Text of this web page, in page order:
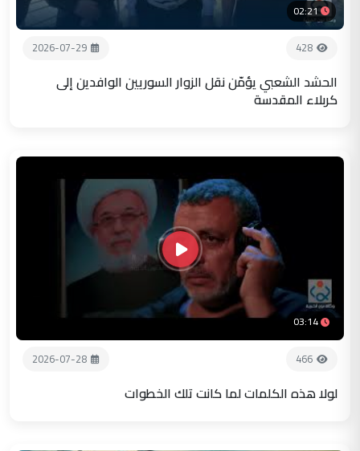
02:21
428
2026-07-29
الحشد الشعبي يؤمّن نقل الزوار السوريين الوافدين إلى
كربلاء المقدسة
03:14
466
2026-07-28
لولا هذه الكلمات لما كانت تلك الخطوات